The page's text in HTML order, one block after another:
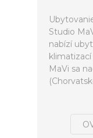
Studio
nabízí
MaVi sa